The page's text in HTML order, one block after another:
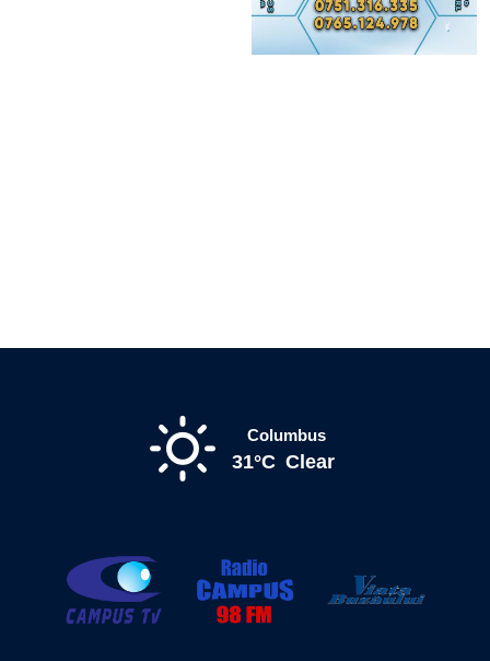
Columbus
31°C Clear